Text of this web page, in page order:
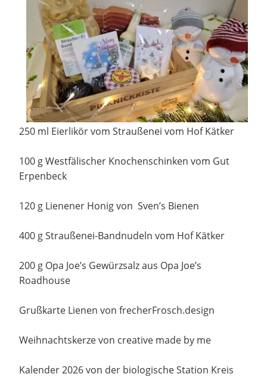
250 ml Eierlikör vom Straußenei vom Hof Kätker
100 g Westfälischer Knochenschinken vom Gut
Erpenbeck
120 g Lienener Honig von Sven’s Bienen
400 g Straußenei-Bandnudeln vom Hof Kätker
200 g Opa Joe’s Gewürzsalz aus Opa Joe’s
Roadhouse
Grußkarte Lienen von frecherFrosch.design
Weihnachtskerze von creative made by me
Kalender 2026 von der biologische Station Kreis